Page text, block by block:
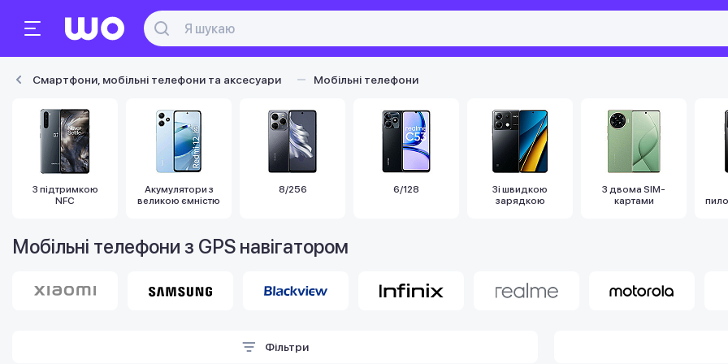
Смартфони, мобільні телефони та аксесуари Мобільні телефони
З підтримкою
NFC
Акумулятори з
великою ємністю
8/256 6/128
Зі швидкою
зарядкою
З двома SIM-
картами
Мобільні телефони з GPS навігатором
Фільтри